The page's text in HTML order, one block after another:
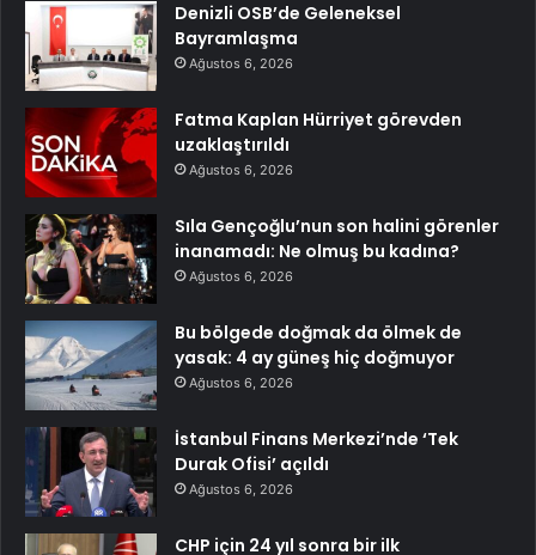
Denizli OSB’de Geleneksel
Bayramlaşma
Ağustos 6, 2026
Fatma Kaplan Hürriyet görevden
uzaklaştırıldı
Ağustos 6, 2026
Sıla Gençoğlu’nun son halini görenler
inanamadı: Ne olmuş bu kadına?
Ağustos 6, 2026
Bu bölgede doğmak da ölmek de
yasak: 4 ay güneş hiç doğmuyor
Ağustos 6, 2026
İstanbul Finans Merkezi’nde ‘Tek
Durak Ofisi’ açıldı
Ağustos 6, 2026
CHP için 24 yıl sonra bir ilk